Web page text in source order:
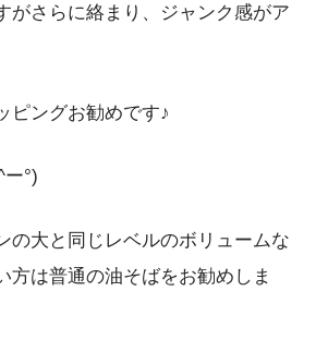
がさらに絡まり、ジャンク感がア
ピングお勧めです♪
°)
の大と同じレベルのボリュームな
方は普通の油そばをお勧めしま